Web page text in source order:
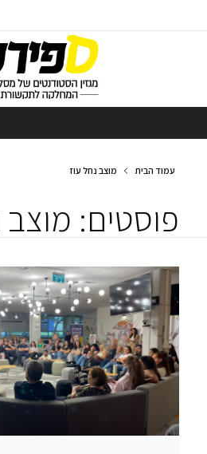
עמוד הבית מוצב נחל עוז
פוסטים: מוצב